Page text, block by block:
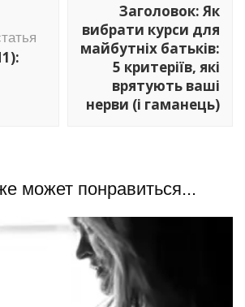
Заголовок: Як
вибрати курси для
майбутніх батьків:
5 критеріїв, які
врятують ваші
нерви (і гаманець)
может понравиться...